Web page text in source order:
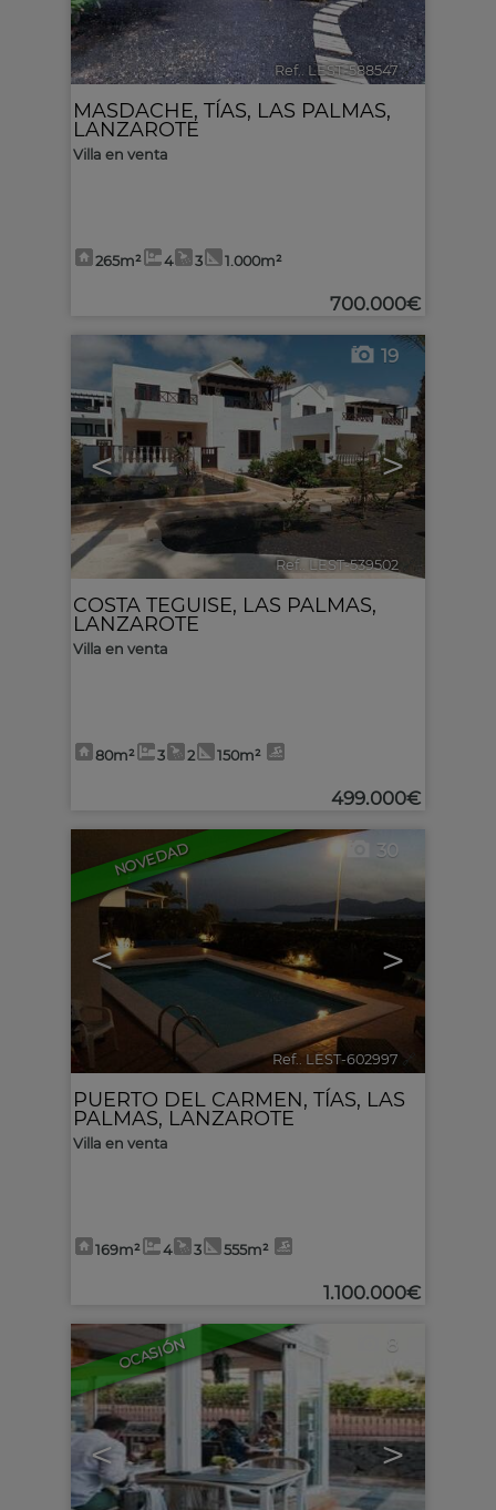
Ref.. LEST-588547 🔗
MASDACHE, TÍAS, LAS PALMAS,
LANZAROTE
Villa en venta
265m² 4 3 1.000m²
700.000€
< >
19
Ref.. LEST-539502
COSTA TEGUISE, LAS PALMAS,
LANZAROTE
Villa en venta
80m² 3 2 150m²
499.000€
NOVEDAD
< >
30
Ref.. LEST-602997 🔗
PUERTO DEL CARMEN, TÍAS, LAS
PALMAS, LANZAROTE
Villa en venta
169m² 4 3 555m²
1.100.000€
OCASIÓN
< >
8